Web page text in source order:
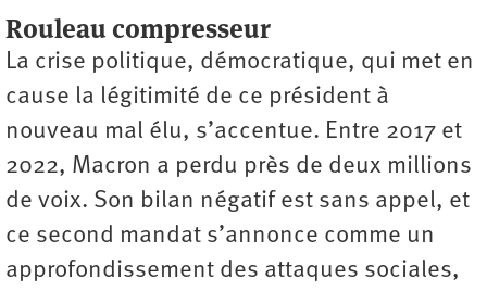
Rouleau compresseur
La crise politique, démocratique, qui met en
cause la légitimité de ce président à
nouveau mal élu, s’accentue. Entre 2017 et
2022, Macron a perdu près de deux millions
de voix. Son bilan négatif est sans appel, et
ce second mandat s’annonce comme un
approfondissement des attaques sociales,